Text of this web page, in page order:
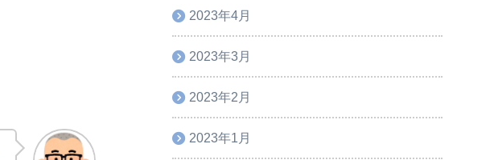
2023年4月
2023年3月
2023年2月
2023年1月